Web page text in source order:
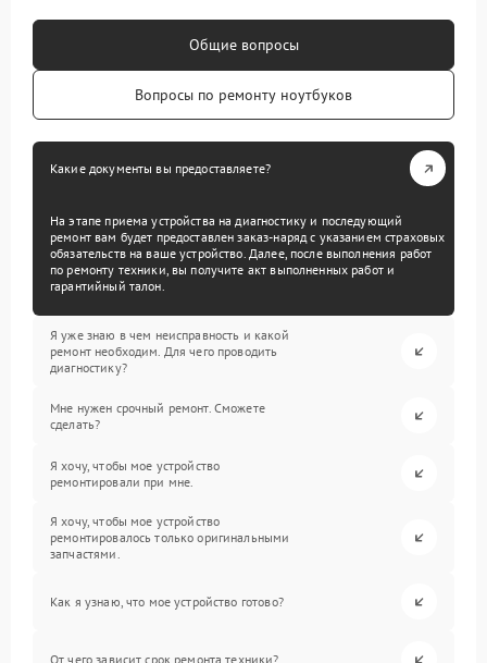
Общие вопросы
Вопросы по ремонту ноутбуков
Какие документы вы предоставляете?
На этапе приема устройства на диагностику и последующий
ремонт вам будет предоставлен заказ-наряд с указанием страховых
обязательств на ваше устройство. Далее, после выполнения работ
по ремонту техники, вы получите акт выполненных работ и
гарантийный талон.
Я уже знаю в чем неисправность и какой
ремонт необходим. Для чего проводить
диагностику?
Мне нужен срочный ремонт. Сможете
сделать?
Я хочу, чтобы мое устройство
ремонтировали при мне.
Я хочу, чтобы мое устройство
ремонтировалось только оригинальными
запчастями.
Как я узнаю, что мое устройство готово?
От чего зависит срок ремонта техники?